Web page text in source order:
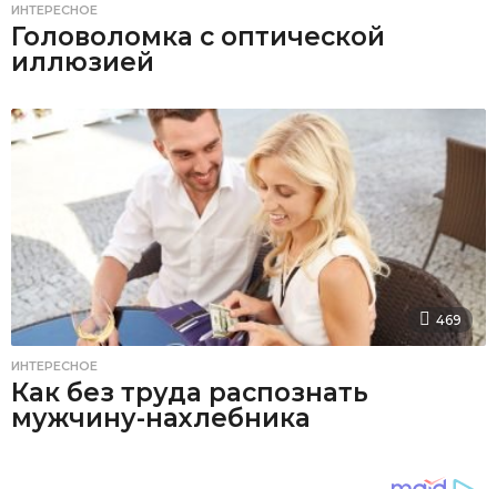
ИНТЕРЕСНОЕ
Головоломка с оптической
иллюзией
469
ИНТЕРЕСНОЕ
Как без труда распознать
мужчину-нахлебника